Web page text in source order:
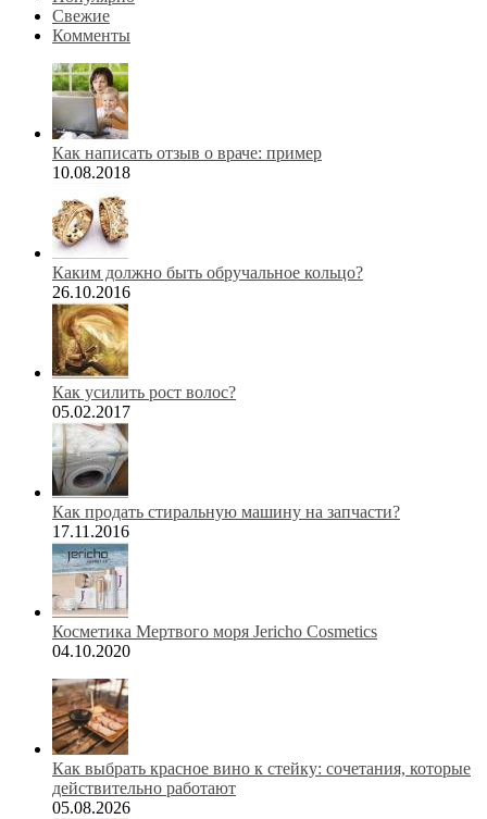
Свежие
Комменты
Как написать отзыв о враче: пример
10.08.2018
Каким должно быть обручальное кольцо?
26.10.2016
Как усилить рост волос?
05.02.2017
Как продать стиральную машину на запчасти?
17.11.2016
Косметика Мертвого моря Jericho Cosmetics
04.10.2020
Как выбрать красное вино к стейку: сочетания, которые
действительно работают
05.08.2026